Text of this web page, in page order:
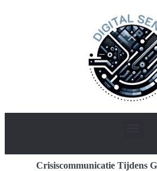
Crisiscommunicatie Tijdens